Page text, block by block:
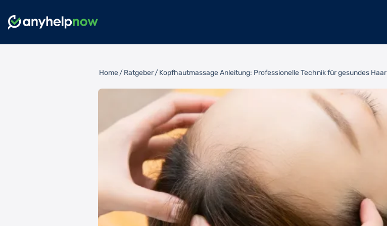
Home/Ratgeber/Kopfhautmassage Anleitung: Professionelle Technik für gesundes Haar